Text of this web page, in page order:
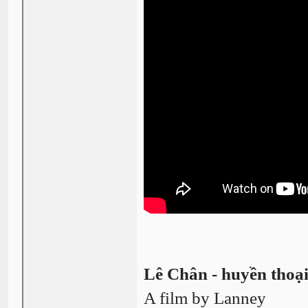
Lê Chân - huyền
A film by Lanney